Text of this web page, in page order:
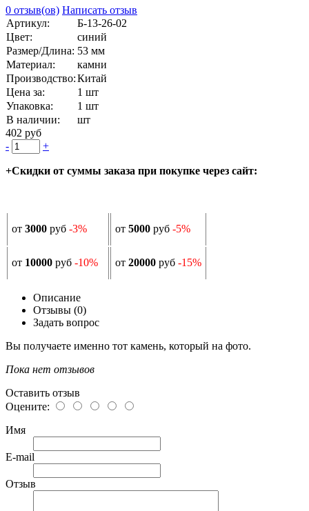
0 отзыв(ов) Написать отзыв
Артикул:
Б-13-26-02
Цвет:
синий
Размер/Длина: 53 мм
Материал:
камни
Производство:Китай
Цена за:
1 шт
Упаковка:
1 шт
В наличии:
шт
402 руб
-
+
+Скидки от суммы заказа при покупке через сайт:
от 3000 руб -3% от 5000 руб -5%
от 10000 руб -10% от 20000 руб -15%
Описание
Отзывы (0)
Задать вопрос
Вы получаете именно тот камень, который на фото.
Пока нет отзывов
Оставить отзыв
Оцените:
Имя
E-mail
Отзыв